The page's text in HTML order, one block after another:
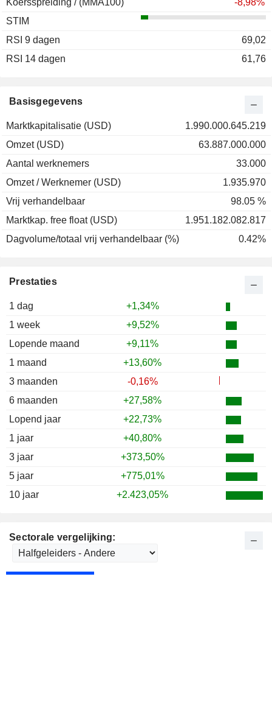
Prestaties
1 dag
+1,34%
1 week
+9,52%
Lopende maand
+9,11%
1 maand
+13,60%
3 maanden
-0,16%
6 maanden
+27,58%
Lopend jaar
+22,73%
1 jaar
+40,80%
3 jaar
+373,50%
5 jaar
+775,01%
10 jaar
+2.423,05%
Basisgegevens
Marktkapitalisatie (USD)
1.990.000.645.219
Omzet (USD)
63.887.000.000
Aantal werknemers
33.000
Omzet / Werknemer (USD)
1.935.970
Vrij verhandelbaar
98.05 %
Marktkap. free float (USD)
1.951.182.082.817
Dagvolume/totaal vrij verhandelbaar (%)
0.42%
Koersspreiding / (MMA100)
-8,98%
STIM
RSI 9 dagen
69,02
RSI 14 dagen
61,76
Sectorale vergelijking: